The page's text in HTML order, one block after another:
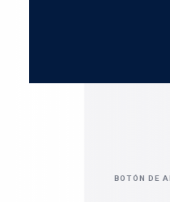
BOTÓN DE